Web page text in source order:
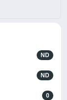
ND
ND
0